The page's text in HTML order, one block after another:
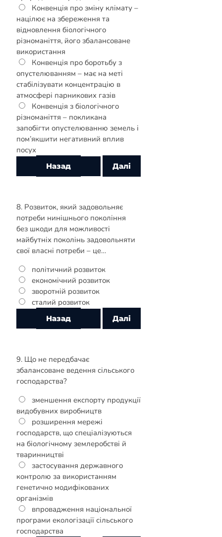
Конвенція про зміну клімату –
націлює на збереження та
відновлення біологічного
різноманіття, його збалансоване
використання
Конвенція про боротьбу з
опустелюванням – має на меті
стабілізувати концентрацію в
атмосфері парникових газів
Конвенція з біологічного
різноманіття – покликана
запобігти опустелюванню земель і
пом’якшити негативний вплив
посух
8. Розвиток, який задовольняє
потреби нинішнього покоління
без шкоди для можливості
майбутніх поколінь задовольняти
свої власні потреби – це…
політичний розвиток
економічний розвиток
зворотній розвиток
сталий розвиток
9. Що не передбачає
збалансоване ведення сільського
господарства?
зменшення експорту продукції
видобувних виробництв
розширення мережі
господарств, що спеціалізуються
на біологічному землеробстві й
тваринництві
застосування державного
контролю за використанням
генетично модифікованих
організмів
впровадження національної
програми екологізації сільського
господарства